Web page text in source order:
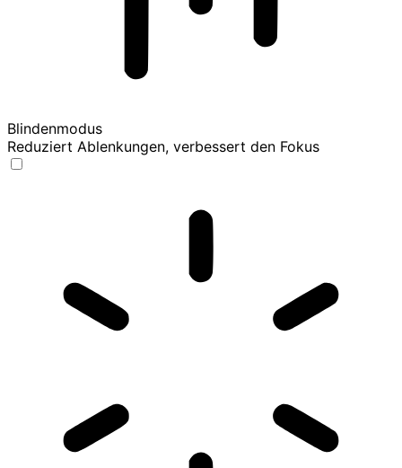
Blindenmodus
Reduziert Ablenkungen, verbessert den Fokus